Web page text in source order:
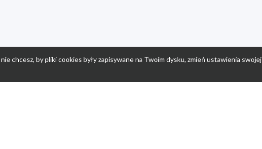
chcesz, by pliki cookies były zapisywane na Twoim dysku, zmień ustawienia swojej